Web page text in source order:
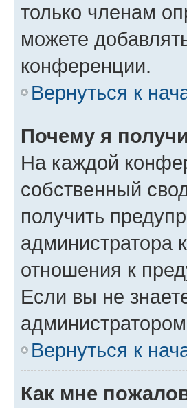
только членам
можете
конференции.
Вернуться к
Почему я
На каждой
собственный
получить
администратора
отношения к
Если вы не
Вернуться к
Как мне